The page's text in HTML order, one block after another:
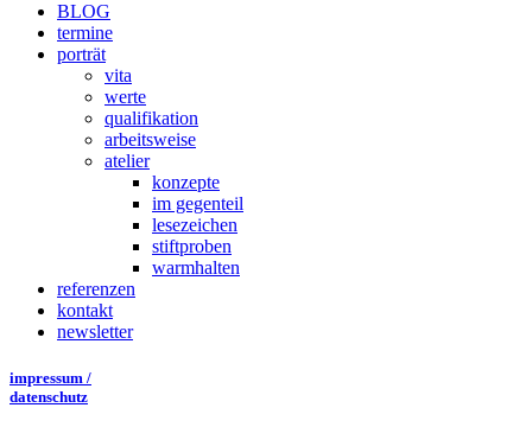
BLOG
termine
porträt
vita
werte
qualifikation
arbeitsweise
atelier
konzepte
im gegenteil
lesezeichen
stiftproben
warmhalten
referenzen
kontakt
newsletter
impressum /
datenschutz